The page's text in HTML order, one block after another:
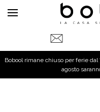
Bobool rimane chiuso per ferie
agosto